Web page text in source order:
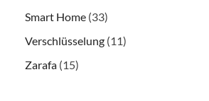
Smart Home (33)
Verschlüsselung (11)
Zarafa (15)